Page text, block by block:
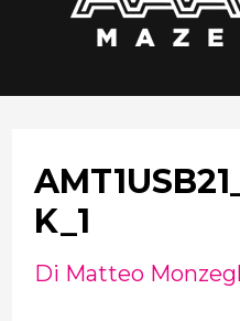
K_1
Di Matteo